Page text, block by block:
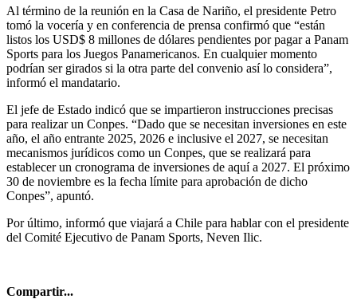
Al término de la reunión en la Casa de Nariño, el presidente Petro
tomó la vocería y en conferencia de prensa confirmó que “están
listos los USD$ 8 millones de dólares pendientes por pagar a Panam
Sports para los Juegos Panamericanos. En cualquier momento
podrían ser girados si la otra parte del convenio así lo considera”,
informó el mandatario.
El jefe de Estado indicó que se impartieron instrucciones precisas
para realizar un Conpes. “Dado que se necesitan inversiones en este
año, el año entrante 2025, 2026 e inclusive el 2027, se necesitan
mecanismos jurídicos como un Conpes, que se realizará para
establecer un cronograma de inversiones de aquí a 2027. El próximo
30 de noviembre es la fecha límite para aprobación de dicho
Conpes”, apuntó.
Por último, informó que viajará a Chile para hablar con el presidente
del Comité Ejecutivo de Panam Sports, Neven Ilic.
Compartir...